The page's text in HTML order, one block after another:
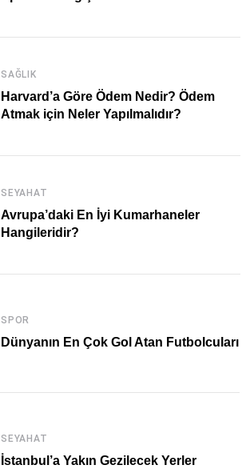
SAĞLIK
Harvard’a Göre Ödem Nedir? Ödem
Atmak için Neler Yapılmalıdır?
SEYAHAT
Avrupa’daki En İyi Kumarhaneler
Hangileridir?
SPOR
Dünyanın En Çok Gol Atan Futbolcuları
SEYAHAT
İstanbul’a Yakın Gezilecek Yerler